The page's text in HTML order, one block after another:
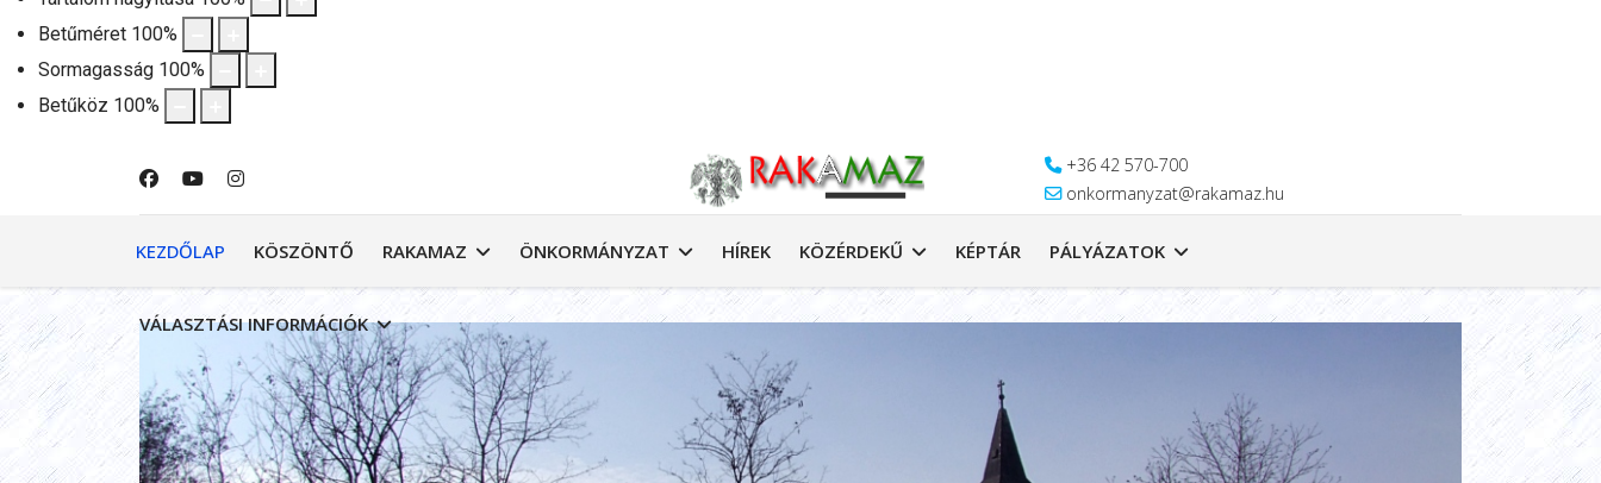
Betűméret 100%
Sormagasság 100%
Betűköz 100%
+36 42 570-700
onkormanyzat@rakamaz.hu
KEZDŐLAP KÖSZÖNTŐ RAKAMAZ ÖNKORMÁNYZAT HÍREK KÖZÉRDEKŰ KÉPTÁR PÁLYÁZATOK
VÁLASZTÁSI INFORMÁCIÓK